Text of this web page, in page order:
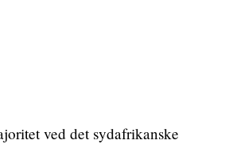
ved det sydafrikanske